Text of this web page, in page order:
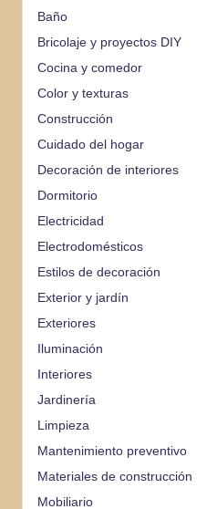
Baño
Bricolaje y proyectos DIY
Cocina y comedor
Color y texturas
Construcción
Cuidado del hogar
Decoración de interiores
Dormitorio
Electricidad
Electrodomésticos
Estilos de decoración
Exterior y jardín
Exteriores
Iluminación
Interiores
Jardinería
Limpieza
Mantenimiento preventivo
Materiales de construcción
Mobiliario